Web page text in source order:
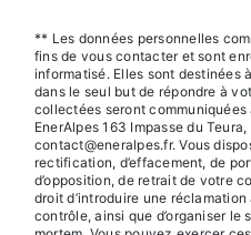
** Les données personnelles
fins de vous contacter et sont
informatisé. Elles sont destinées
dans le seul but de répondre à
collectées seront
EnerAlpes 163 Impasse du
contact@eneralpes.fr. Vous
rectification, d’effacement, de
d’opposition, de retrait de votre
droit d’introduire une réclamation
contrôle, ainsi que d’organiser le